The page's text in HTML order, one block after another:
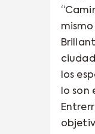
mismo
los
lo son